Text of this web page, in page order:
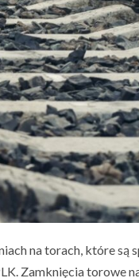
na torach, które są
Zamknięcia torowe